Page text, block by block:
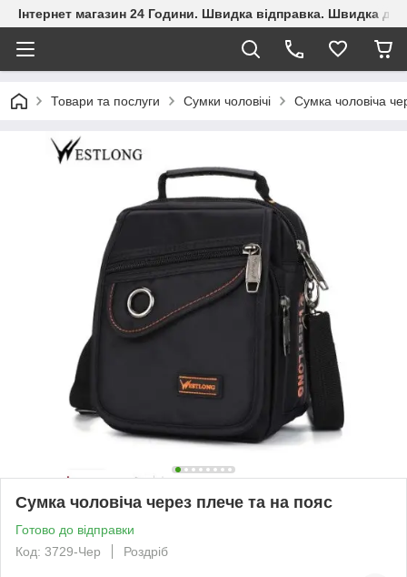
Інтернет магазин 24 Години. Швидка відправка. Швидка
Товари та послуги Сумки чоловічі Сумка чоловіча
Сумка чоловіча через плече та на пояс
Готово до відправки
Код: 3729-Чер
Роздріб